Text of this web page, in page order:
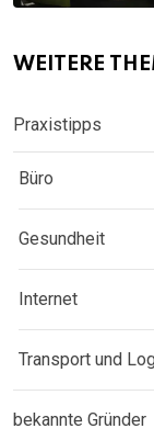
WEITERE
Praxistipps
Büro
Gesundheit
Internet
Transport und
bekannte Gründer